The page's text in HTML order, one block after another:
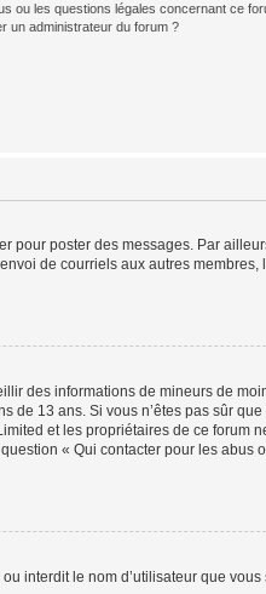
ou les questions légales concernant ce
un administrateur du forum ?
pour poster des messages. Par
de courriels aux autres membres,
des informations de mineurs de
de 13 ans. Si vous n’êtes pas sûr
et les propriétaires de ce forum
« Qui contacter pour les abus
interdit le nom d’utilisateur que